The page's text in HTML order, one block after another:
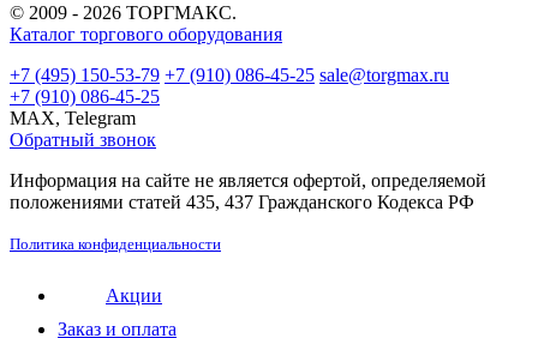
© 2009 - 2026 ТОРГМАКС.
Каталог торгового оборудования
+7 (495) 150-53-79 +7 (910) 086-45-25 sale@torgmax.ru
+7 (910) 086-45-25
MAX, Telegram
Обратный звонок
Информация на сайте не является офертой, определяемой
положениями статей 435, 437 Гражданского Кодекса РФ
Политика конфиденциальности
Акции
Заказ и оплата